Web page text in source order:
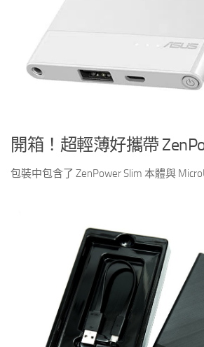
開箱！超輕薄好攜帶
包裝中包含了 ZenPower Slim 本體與